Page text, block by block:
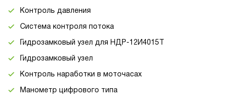
Контроль давления
Система контроля потока
Гидрозамковый узел для НДР-12И4015Т
Гидрозамковый узел
Контроль наработки в моточасах
Манометр цифрового типа